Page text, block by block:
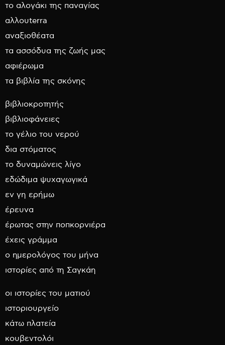
το αλογάκι της παναγίας
αλλουterra
αναξιοθέατα
τα ασσόδυα της ζωής μας
αφιέρωμα
τα βιβλία της σκόνης
βιβλιοκροτητής
βιβλιοφάνειες
το γέλιο του νερού
δια στόματος
το δυναμώνεις λίγο
εδώδιμα ψυχαγωγικά
εν γη ερήμω
έρευνα
έρωτας στην ποπκορνιέρα
έχεις γράμμα
ο ημερολόγος του μήνα
ιστορίες από τη Σαγκάη
οι ιστορίες του ματιού
ιστοριουργείο
κάτω πλατεία
κουβεντολόι